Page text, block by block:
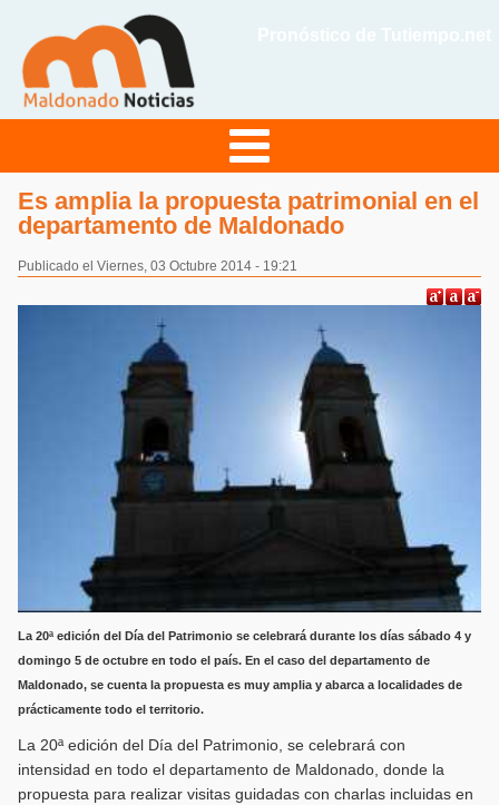
Es amplia la propuesta patrimonial en el
departamento de Maldonado
Publicado el Viernes, 03 Octubre 2014 - 19:21
La 20ª edición del Día del Patrimonio se celebrará durante los días sábado 4 y
domingo 5 de octubre en todo el país. En el caso del departamento de
Maldonado, se cuenta la propuesta es muy amplia y abarca a localidades de
prácticamente todo el territorio.
La 20ª edición del Día del Patrimonio, se celebrará con
intensidad en todo el departamento de Maldonado, donde la
propuesta para realizar visitas guidadas con charlas incluidas en